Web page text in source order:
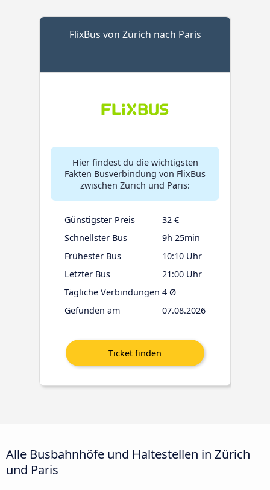
FlixBus von Zürich nach Paris
Hier findest du die wichtigsten
Fakten Busverbindung von FlixBus
zwischen Zürich und Paris:
Günstigster Preis
32 €
Schnellster Bus
9h 25min
Frühester Bus
10:10 Uhr
Letzter Bus
21:00 Uhr
Tägliche Verbindungen 4 Ø
Gefunden am
07.08.2026
Alle Busbahnhöfe und Haltestellen in Zürich
und Paris